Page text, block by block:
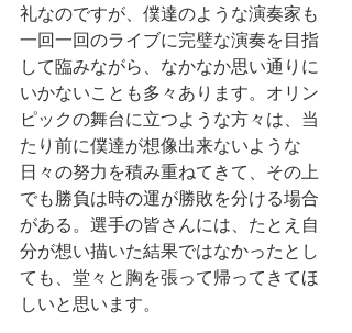
礼なのですが、僕達のような演奏家も
一回一回のライブに完璧な演奏を目指
して臨みながら、なかなか思い通りに
いかないことも多々あります。オリン
ピックの舞台に立つような方々は、当
たり前に僕達が想像出来ないような
日々の努力を積み重ねてきて、その上
でも勝負は時の運が勝敗を分ける場合
がある。選手の皆さんには、たとえ自
分が想い描いた結果ではなかったとし
ても、堂々と胸を張って帰ってきてほ
しいと思います。